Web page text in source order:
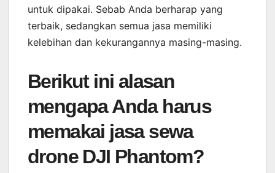
untuk dipakai. Sebab Anda berharap yang
terbaik, sedangkan semua jasa memiliki
kelebihan dan kekurangannya masing-masing.
Berikut ini alasan
mengapa Anda harus
memakai jasa sewa
drone DJI Phantom?